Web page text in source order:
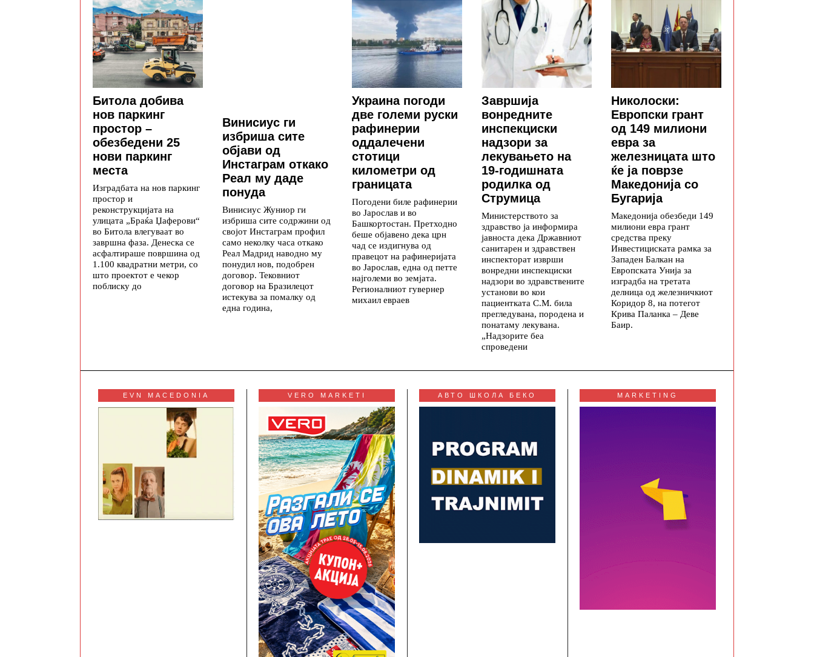
Битола добива
нов паркинг
простор –
обезбедени 25
нови паркинг
места
Изградбата на нов паркинг
простор и
реконструкцијата на
улицата „Браќа Џаферови“
во Битола влегуваат во
завршна фаза. Денеска се
асфалтираше површина од
1.100 квадратни метри, со
што проектот е чекор
поблиску до
Винисиус ги
избриша сите
објави од
Инстаграм откако
Реал му даде
понуда
Винисиус Жуниор ги
избриша сите содржини од
својот Инстаграм профил
само неколку часа откако
Реал Мадрид наводно му
понудил нов, подобрен
договор. Тековниот
договор на Бразилецот
истекува за помалку од
една година,
Украина погоди
две големи руски
рафинерии
оддалечени
стотици
километри од
границата
Погодени биле рафинерии
во Јарослав и во
Башкортостан. Претходно
беше објавено дека црн
чад се издигнува од
правецот на рафинеријата
во Јарослав, една од петте
најголеми во земјата.
Регионалниот гувернер
михаил евраев
Завршија
вонредните
инспекциски
надзори за
лекувањето на
19-годишната
родилка од
Струмица
Министерството за
здравство ја информира
јавноста дека Државниот
санитарен и здравствен
инспекторат изврши
вонредни инспекциски
надзори во здравствените
установи во кои
пациентката С.М. била
прегледувана, породена и
понатаму лекувана.
„Надзорите беа
спроведени
Николоски:
Европски грант
од 149 милиони
евра за
железницата што
ќе ја поврзе
Македонија со
Бугарија
Македонија обезбеди 149
милиони евра грант
средства преку
Инвестициската рамка за
Западен Балкан на
Европската Унија за
изградба на третата
делница од железничкиот
Коридор 8, на потегот
Крива Паланка – Деве
Баир.
EVN MACEDONIA VERO MARKETI АВТО ШКОЛА БЕКО MARKETING